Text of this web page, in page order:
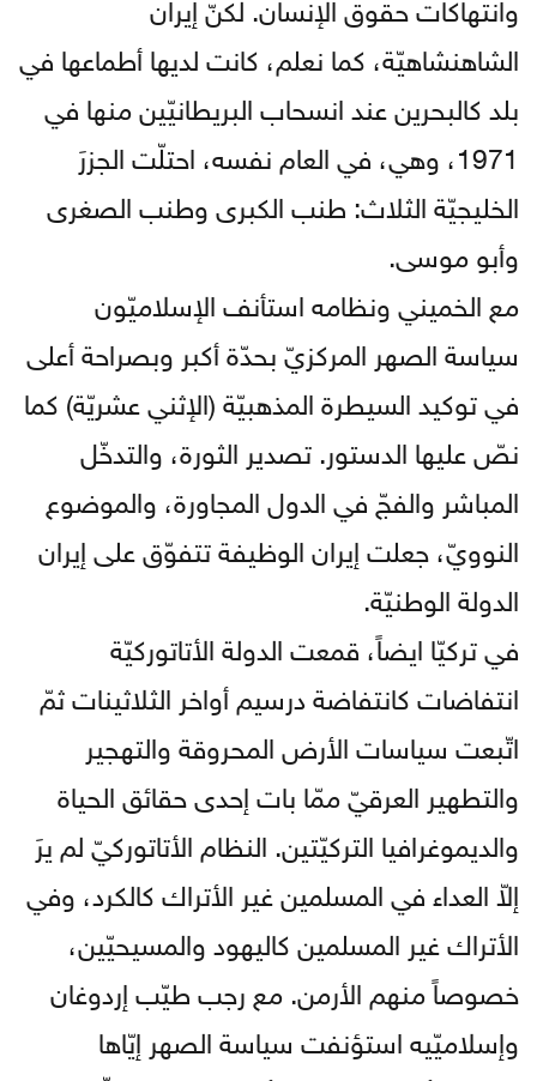
الشاهنشاهيّة، كما نعلم، كانت لديها أطماعها في
بلد كالبحرين عند انسحاب البريطانيّين منها في
1971، وهي، في العام نفسه، احتلّت الجزرَ
الخليجيّة الثلاث: طنب الكبرى وطنب الصغرى
وأبو موسى.
مع الخميني ونظامه استأنف الإسلاميّون
سياسة الصهر المركزيّ بحدّة أكبر وبصراحة أعلى
في توكيد السيطرة المذهبيّة (الإثني عشريّة) كما
نصّ عليها الدستور. تصدير الثورة، والتدخّل
المباشر والفجّ في الدول المجاورة، والموضوع
النوويّ، جعلت إيران الوظيفة تتفوّق على إيران
الدولة الوطنيّة.
في تركيّا ايضاً، قمعت الدولة الأتاتوركيّة
انتفاضات كانتفاضة درسيم أواخر الثلاثينات ثمّ
اتّبعت سياسات الأرض المحروقة والتهجير
والتطهير العرقيّ ممّا بات إحدى حقائق الحياة
والديموغرافيا التركيّتين. النظام الأتاتوركيّ لم يرَ
إلاّ العداء في المسلمين غير الأتراك كالكرد، وفي
الأتراك غير المسلمين كاليهود والمسيحيّين،
خصوصاً منهم الأرمن. مع رجب طيّب إردوغان
وإسلاميّيه استؤنفت سياسة الصهر إيّاها